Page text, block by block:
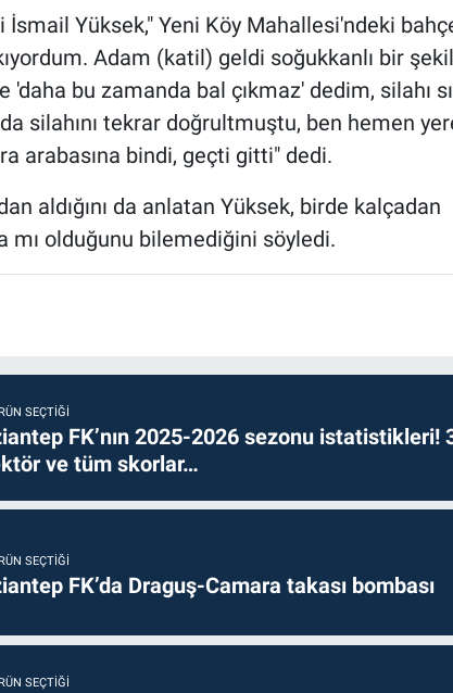
İsmail Yüksek," Yeni Köy Mahallesi'ndeki
Adam (katil) geldi soğukkanlı bir
'daha bu zamanda bal çıkmaz' dedim, silahı
silahını tekrar doğrultmuştu, ben hemen
arabasına bindi, geçti gitti" dedi.
aldığını da anlatan Yüksek, birde kalçadan
mı olduğunu bilemediğini söyledi.
SEÇTIĞI
FK’nın 2025-2026 sezonu istatistikleri!
ve tüm skorlar…
SEÇTIĞI
FK’da Draguş-Camara takası bombası
SEÇTIĞI